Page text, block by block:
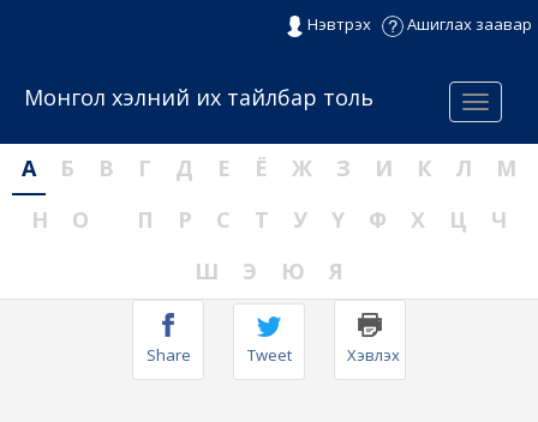
Нэвтрэх Ашиглах заавар
Menu
Монгол хэлний их тайлбар толь
А Б В Г Д Е Ё Ж З И К Л
М
Н
О П Р С Т У Ү Ф Х Ц
Ч
Ш
Э Ю Я
Share Tweet Хэвлэх